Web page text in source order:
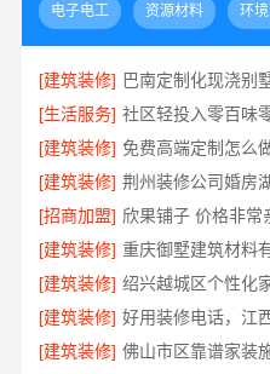
电子电工 资源材料 环
[建筑装修]
[生活服务] 社区轻投入零百味
[建筑装修] 免费高端定制怎么
[建筑装修]
[招商加盟] 欣果铺子 价格非常
[建筑装修]
[建筑装修]
[建筑装修]
[建筑装修]